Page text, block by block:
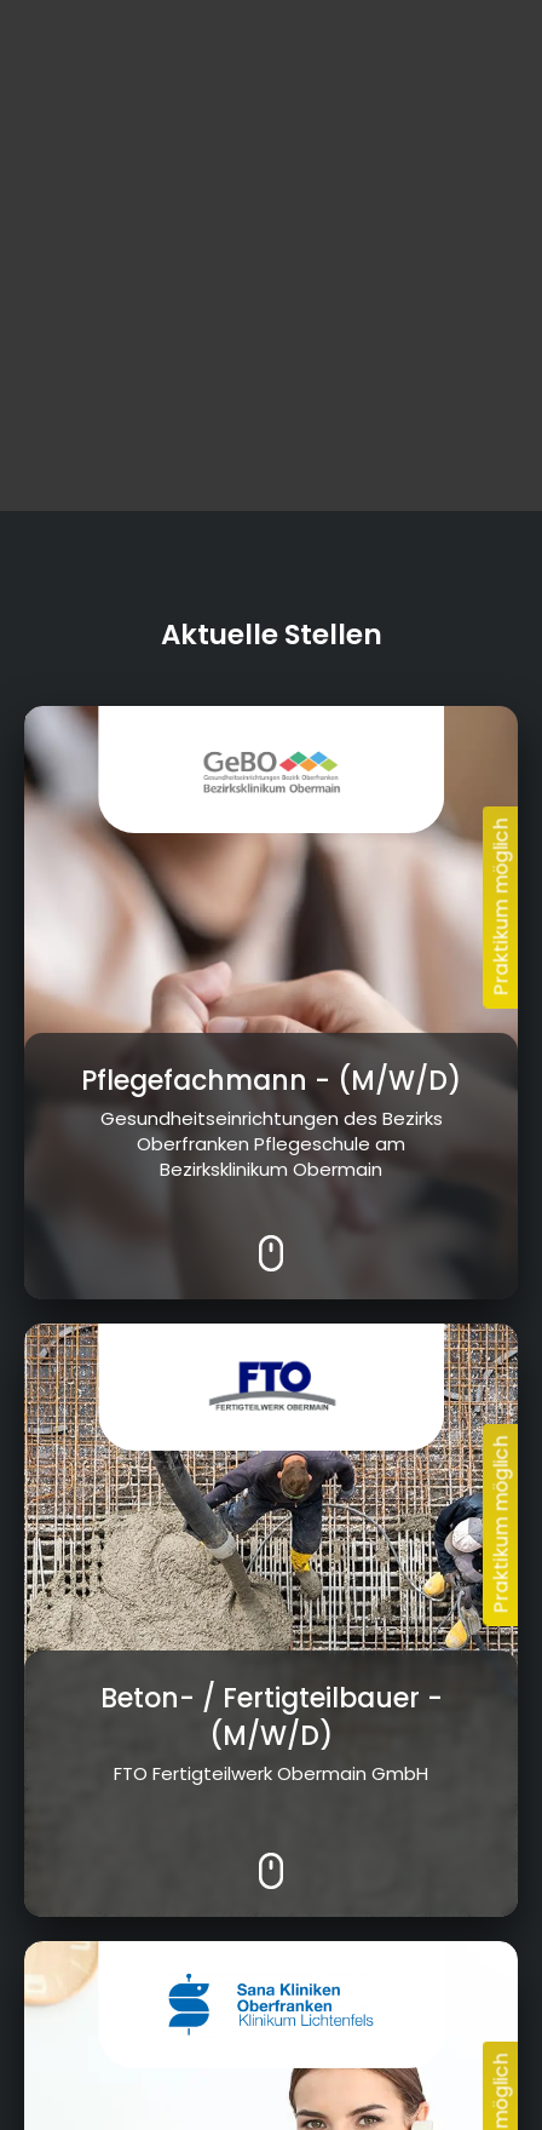
Heyho!
Bereit, deine Ausbildung
in Lichtenfels zu finden?
Aktuelle Stellen
Kutzenberg, 96250 Ebensfeld
Pflegefachmann - (M/W/D)
Gesundheitseinrichtungen des Bezirks
Oberfranken Pflegeschule am
Bezirksklinikum Obermain
Industriestraße 1, 96275 Marktzeuln, Horb am
Main
Beton- / Fertigteilbauer -
(M/W/D)
FTO Fertigteilwerk Obermain GmbH
Prof.-Arneth-Straße 2b, 96215 Lichtenfels